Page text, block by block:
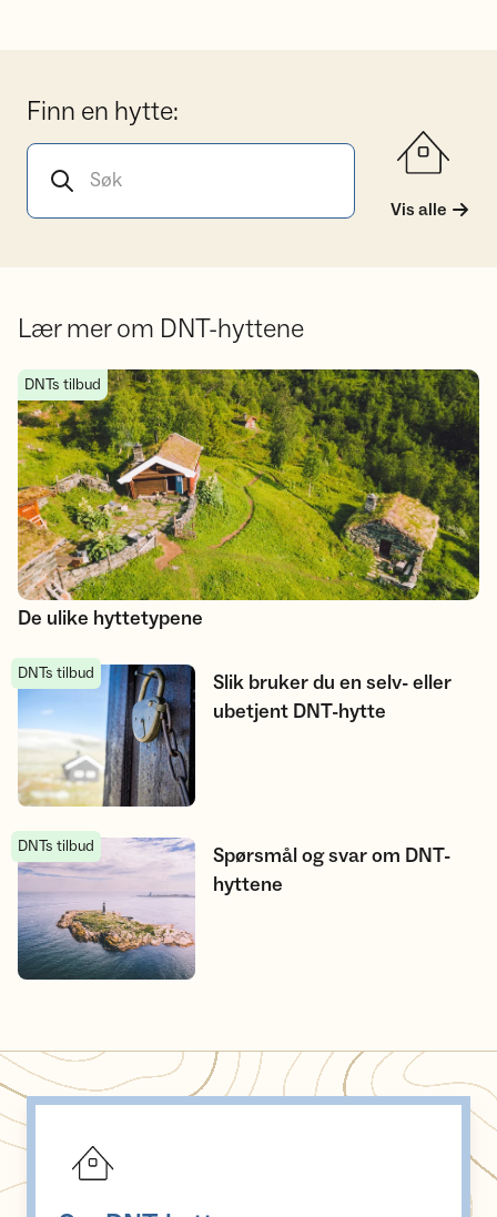
Finn en hytte:
Søk etter hytte
Vis alle
Lær mer om DNT-hyttene
De ulike hyttetypene
DNTs tilbud
De ulike hyttetypene
Slik bruker du en selv- eller ubetjent DNT-hytte
DNTs tilbud
Slik bruker du en selv- eller
ubetjent DNT-hytte
Spørsmål og svar om DNT-hyttene
DNTs tilbud
Spørsmål og svar om DNT-
hyttene